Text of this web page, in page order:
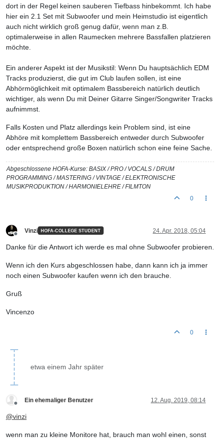
dort in der Regel keinen sauberen Tiefbass hinbekommt. Ich habe
hier ein 2.1 Set mit Subwoofer und mein Heimstudio ist eigentlich
auch nicht wirklich groß genug dafür, wenn man z.B.
optimalerweise in allen Raumecken mehrere Bassfallen platzieren
möchte.
Ein anderer Aspekt ist der Musikstil: Wenn Du hauptsächlich EDM
Tracks produzierst, die gut im Club laufen sollen, ist eine
Abhörmöglichkeit mit optimalem Bassbereich natürlich deutlich
wichtiger, als wenn Du mit Deiner Gitarre Singer/Songwriter Tracks
aufnimmst.
Falls Kosten und Platz allerdings kein Problem sind, ist eine
Abhöre mit komplettem Bassbereich entweder durch Subwoofer
oder entsprechend große Boxen natürlich schon eine feine Sache.
Abgeschlossene HOFA-Kurse: BASIX / PRO / VOCALS / DRUM
PROGRAMMING / MASTERING / VINTAGE / ELEKTRONISCHE
MUSIKPRODUKTION / HARMONIELEHRE / FILMTON
0
Offline
Vinzi HOFA-COLLEGE STUDENT 24. Apr. 2018, 05:04
Danke für die Antwort ich werde es mal ohne Subwoofer probieren.
Wenn ich den Kurs abgeschlossen habe, dann kann ich ja immer
noch einen Subwoofer kaufen wenn ich den brauche.
Gruß
Vincenzo
0
etwa einem Jahr später
Offline
Ein ehemaliger Benutzer 12. Aug. 2019, 08:14
@vinzi
wenn man zu kleine Monitore hat, brauch man wohl einen, sonst